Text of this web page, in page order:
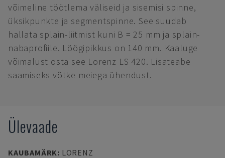
võimeline töötlema väliseid ja sisemisi spinne,
üksikpunkte ja segmentspinne. See suudab
hallata splain-liitmist kuni B = 25 mm ja splain-
nabaprofiile. Löögipikkus on 140 mm. Kaaluge
võimalust osta see Lorenz LS 420. Lisateabe
saamiseks võtke meiega ühendust.
Ülevaade
KAUBAMÄRK: LORENZ